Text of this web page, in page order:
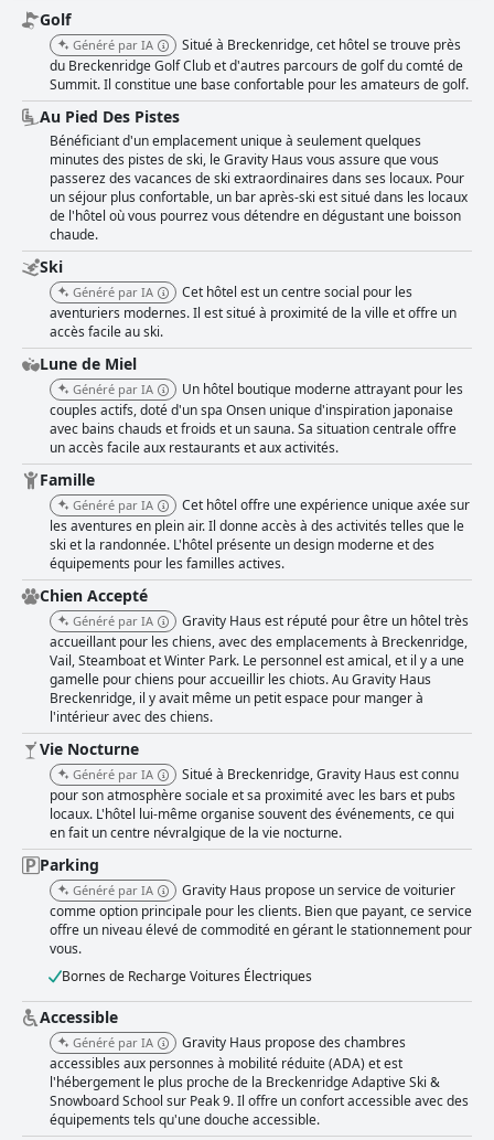
Golf
Généré par IA
Situé à Breckenridge, cet hôtel se trouve près
du Breckenridge Golf Club et d'autres parcours de golf du comté de
Summit. Il constitue une base confortable pour les amateurs de golf.
Au Pied Des Pistes
Bénéficiant d'un emplacement unique à seulement quelques
minutes des pistes de ski, le Gravity Haus vous assure que vous
passerez des vacances de ski extraordinaires dans ses locaux. Pour
un séjour plus confortable, un bar après-ski est situé dans les locaux
de l'hôtel où vous pourrez vous détendre en dégustant une boisson
chaude.
Ski
Généré par IA
Cet hôtel est un centre social pour les
aventuriers modernes. Il est situé à proximité de la ville et offre un
accès facile au ski.
Lune de Miel
Généré par IA
Un hôtel boutique moderne attrayant pour les
couples actifs, doté d'un spa Onsen unique d'inspiration japonaise
avec bains chauds et froids et un sauna. Sa situation centrale offre
un accès facile aux restaurants et aux activités.
Famille
Généré par IA
Cet hôtel offre une expérience unique axée sur
les aventures en plein air. Il donne accès à des activités telles que le
ski et la randonnée. L'hôtel présente un design moderne et des
équipements pour les familles actives.
Chien Accepté
Généré par IA
Gravity Haus est réputé pour être un hôtel très
accueillant pour les chiens, avec des emplacements à Breckenridge,
Vail, Steamboat et Winter Park. Le personnel est amical, et il y a une
gamelle pour chiens pour accueillir les chiots. Au Gravity Haus
Breckenridge, il y avait même un petit espace pour manger à
l'intérieur avec des chiens.
Vie Nocturne
Généré par IA
Situé à Breckenridge, Gravity Haus est connu
pour son atmosphère sociale et sa proximité avec les bars et pubs
locaux. L'hôtel lui-même organise souvent des événements, ce qui
en fait un centre névralgique de la vie nocturne.
Parking
Généré par IA
Gravity Haus propose un service de voiturier
comme option principale pour les clients. Bien que payant, ce service
offre un niveau élevé de commodité en gérant le stationnement pour
vous.
Bornes de Recharge Voitures Électriques
Accessible
Généré par IA
Gravity Haus propose des chambres
accessibles aux personnes à mobilité réduite (ADA) et est
l'hébergement le plus proche de la Breckenridge Adaptive Ski &
Snowboard School sur Peak 9. Il offre un confort accessible avec des
équipements tels qu'une douche accessible.